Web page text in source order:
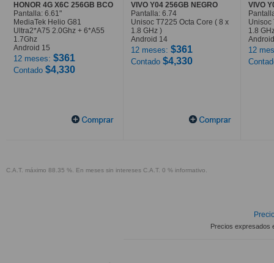
HONOR 4G X6C 256GB BCO
Pantalla: 6.61"
MediaTek Helio G81
Ultra2*A75 2.0Ghz + 6*A55
1.7Ghz
Android 15
12 meses: $361
Contado $4,330
VIVO Y04 256GB NEGRO
Pantalla: 6.74
Unisoc T7225 Octa Core ( 8 x
1.8 GHz )
Android 14
12 meses: $361
Contado $4,330
VIVO
Unisoc
1.8
12
C.A.T. máximo 88.35 %. En meses sin intereses C.A.T. 0 % informativo.
Precios expresados